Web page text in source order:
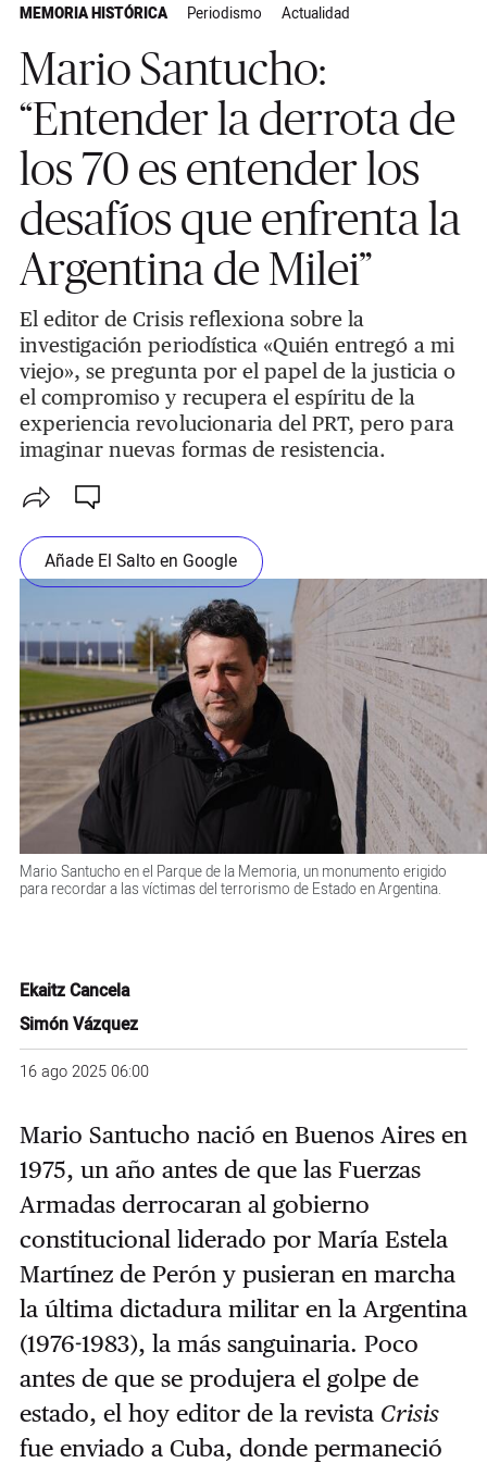
MEMORIA HISTÓRICA Periodismo Actualidad
Mario Santucho:
“Entender la derrota de
los 70 es entender los
desafíos que enfrenta la
Argentina de Milei”
El editor de Crisis reflexiona sobre la
investigación periodística «Quién entregó a mi
viejo», se pregunta por el papel de la justicia o
el compromiso y recupera el espíritu de la
experiencia revolucionaria del PRT, pero para
imaginar nuevas formas de resistencia.
Añade El Salto en Google
Mario Santucho en el Parque de la Memoria, un monumento erigido
para recordar a las víctimas del terrorismo de Estado en Argentina.
Ekaitz Cancela
Simón Vázquez
16 ago 2025 06:00
Mario Santucho nació en Buenos Aires en
1975, un año antes de que las Fuerzas
Armadas derrocaran al gobierno
constitucional liderado por María Estela
Martínez de Perón y pusieran en marcha
la última dictadura militar en la Argentina
(1976-1983), la más sanguinaria. Poco
antes de que se produjera el golpe de
estado, el hoy editor de la revista Crisis
fue enviado a Cuba, donde permaneció